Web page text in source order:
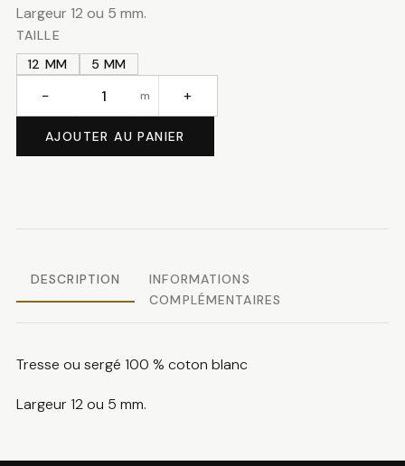
Largeur 12 ou 5 mm.
TAILLE
12 MM
5 MM
Tresse
− m +
AJOUTER AU PANIER
DESCRIPTION
INFORMATIONS
COMPLÉMENTAIRES
Tresse ou sergé 100 % coton blanc
Largeur 12 ou 5 mm.